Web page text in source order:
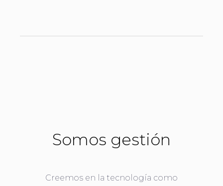
Somos gestión
Creemos en la tecnología como